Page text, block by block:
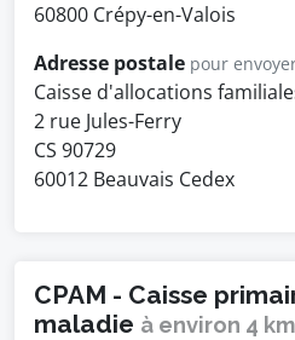
60800 Crépy-en-Valois
Adresse postale pour
Caisse d'allocations
2 rue Jules-Ferry
CS 90729
60012 Beauvais Cedex
CPAM - Caisse
maladie à environ 4 km